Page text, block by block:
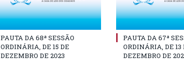
PAUTA DA 68ª SESSÃO
ORDINÁRIA, DE 15 DE
DEZEMBRO DE 2023
PAUTA DA 67ª
ORDINÁRIA, DE 13
DEZEMBRO DE